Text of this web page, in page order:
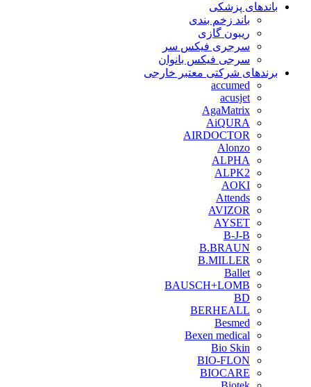
باندهای پزشکی
باند زخم بندی
ریبون گازی
سرجری فیکس سر
سرجی فیکس بانوان
برندهای شرکتی معتبر خارجی
accumed
acusjet
AgaMatrix
AiQURA
AIRDOCTOR
Alonzo
ALPHA
ALPK2
AOKI
Attends
AVIZOR
AYSET
B-J-B
B.BRAUN
B.MILLER
Ballet
BAUSCH+LOMB
BD
BERHEALL
Besmed
Bexen medical
Bio Skin
BIO-FLON
BIOCARE